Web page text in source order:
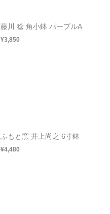
藤川 稔 角小鉢 パープルA
¥3,850
ふもと窯 井上尚之 6寸鉢
¥4,480